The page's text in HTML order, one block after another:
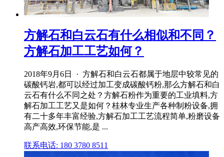
方解石和白云石有什么相似和不同？
方解石加工工艺如何？
2018年9月6日 · 方解石和白云石都属于地层中较常见的
碳酸钙岩,都可以经过加工变成碳酸钙粉,那么方解石和白
云石有什么不同之处？方解石粉作为重要的工业填料,方
解石加工工艺又是如何？桂林专业生产各种制粉设备,拥
有二十多年丰富经验,方解石加工工艺流程简单,粉磨设备
高产高效,环保节能,是 ...
联系电话: 180 3780 8511